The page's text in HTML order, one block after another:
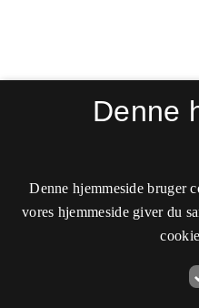
Denne
Denne hjemmeside bruger
vores hjemmeside giver du